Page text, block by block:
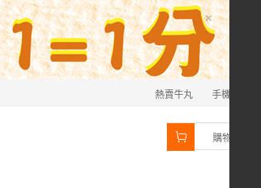
×
熱賣牛丸 手機
購物車